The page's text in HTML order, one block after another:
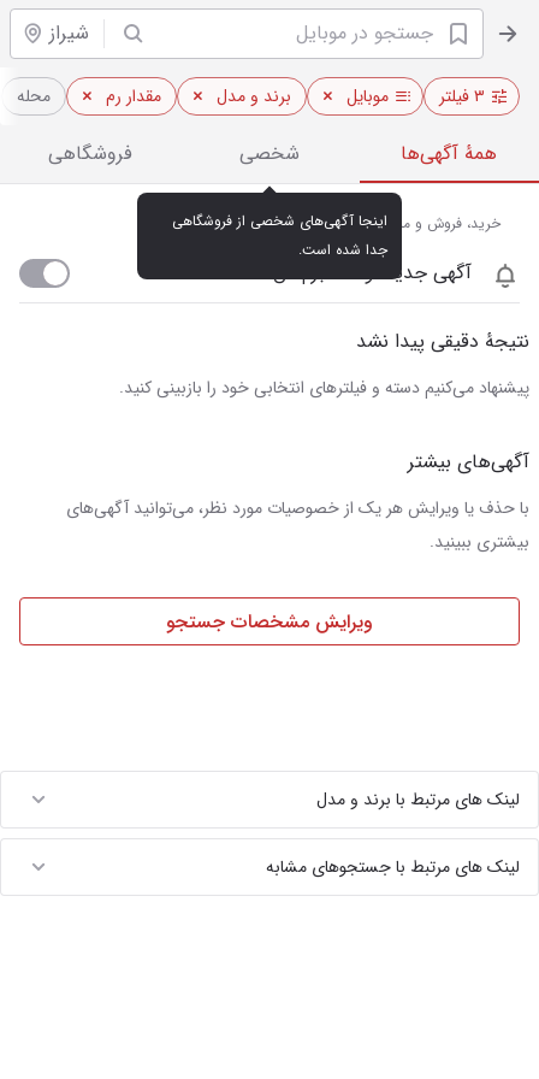
شیراز
۳ فیلتر موبایل برند و مدل مقدار رم محله
همهٔ آگهی‌ها شخصی فروشگاهی
جدا شده است.
خرید، فروش و مشاهده قیمت روز موبایل در شیراز
آگهی جدید اومد خبرم کن
نتیجهٔ دقیقی پیدا نشد
پیشنهاد می‌کنیم دسته و فیلترهای انتخابی خود را بازبینی کنید.
آگهی‌های بیشتر
با حذف یا ویرایش هر یک از خصوصیات مورد نظر، می‌توانید آگهی‌های
بیشتری ببینید.
ویرایش مشخصات جستجو
لینک های مرتبط با برند و مدل
لینک های مرتبط با جستجوهای مشابه